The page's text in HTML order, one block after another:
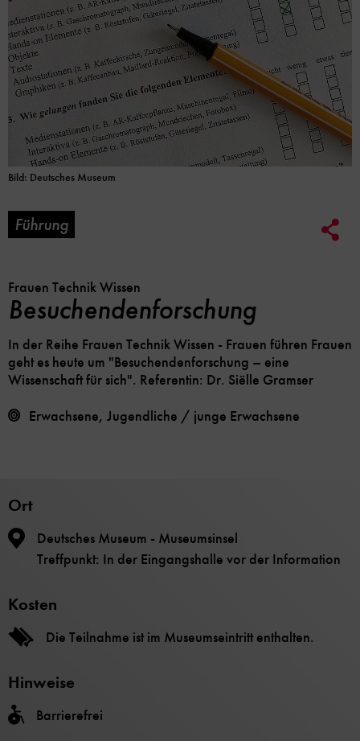
Bild: Deutsches Museum
Führung
Frauen Technik Wissen
Besuchendenforschung
In der Reihe Frauen Technik Wissen - Frauen führen Frauen
geht es heute um "Besuchendenforschung – eine
Wissenschaft für sich". Referentin: Dr. Siëlle Gramser
Erwachsene, Jugendliche / junge Erwachsene
Ort
Deutsches Museum - Museumsinsel
Treffpunkt: In der Eingangshalle vor der Information
Kosten
Die Teilnahme ist im Museumseintritt enthalten.
Hinweise
Barrierefrei